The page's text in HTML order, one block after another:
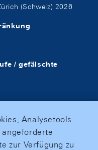
(Schweiz) 2026
/ gefälschte
Analysetools
angeforderte
zur Verfügung zu